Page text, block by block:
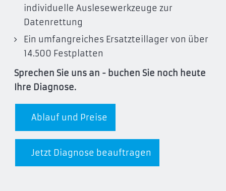
individuelle Auslesewerkzeuge zur
Datenrettung
Ein umfangreiches Ersatzteillager von über
14.500 Festplatten
Sprechen Sie uns an - buchen Sie noch heute
Ihre Diagnose.
Ablauf und Preise
Jetzt Diagnose beauftragen